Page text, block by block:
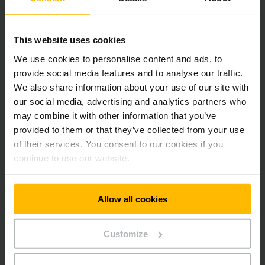
This website uses cookies
We use cookies to personalise content and ads, to
provide social media features and to analyse our traffic.
We also share information about your use of our site with
our social media, advertising and analytics partners who
may combine it with other information that you’ve
provided to them or that they’ve collected from your use
of their services. You consent to our cookies if you
continue to use our website.
Allow all cookies
Customize
STAURAUM OPTIMAL NUTZEN
Regale